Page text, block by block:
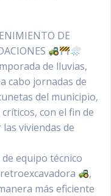
DE
de lluvias,
cabo jornadas de
del municipio,
con el fin de
viviendas de
equipo técnico
,
más eficiente